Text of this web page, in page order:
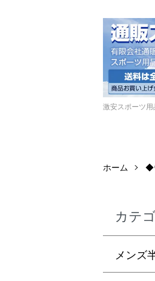
激安スポーツ用
ホーム ◆
カテ
メンズ